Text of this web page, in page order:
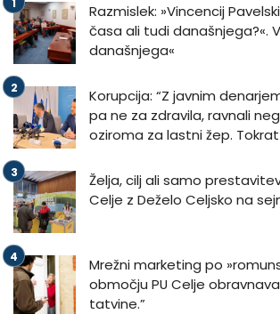
Razmislek: »Vincencij
časa ali tudi današnjega?«.
današnjega«
Korupcija: “Z javnim
pa ne za zdravila, ravnali
oziroma za lastni žep.
Želja, cilj ali samo
Celje z Deželo Celjsko na
Mrežni marketing po
območju PU Celje
tatvine.”